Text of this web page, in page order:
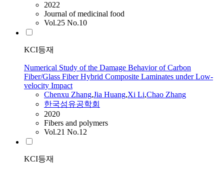
2022
Journal of medicinal food
Vol.25 No.10
KCI등재
Numerical Study of the Damage Behavior of Carbon
Fiber/Glass Fiber Hybrid Composite Laminates under Low-
velocity Impact
Chenxu Zhang,Jia Huang,Xi Li,Chao Zhang
한국섬유공학회
2020
Fibers and polymers
Vol.21 No.12
KCI등재